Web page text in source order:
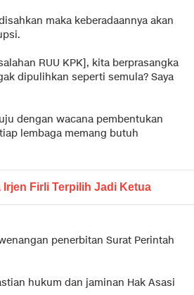
maka keberadaannya akan
RUU KPK], kita berprasangka
dipulihkan seperti semula? Saya
dengan wacana pembentukan
lembaga memang butuh
Firli Terpilih Jadi Ketua
penerbitan Surat Perintah
hukum dan jaminan Hak Asasi